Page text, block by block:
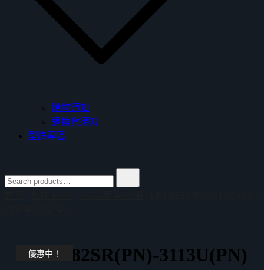
購物須知
退換貨須知
型錄專區
for:
優惠中！
LF4182SR(PN)-3113U(PN)